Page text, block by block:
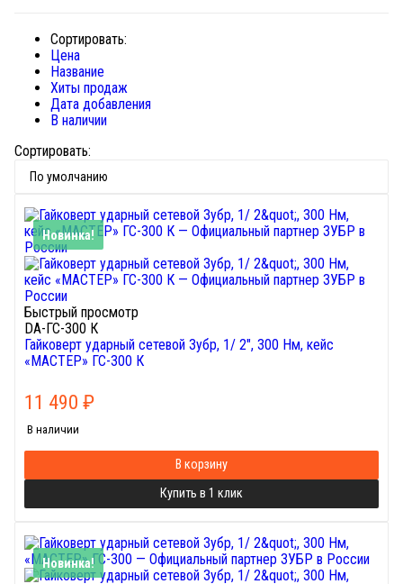
Сортировать:
Цена
Название
Хиты продаж
Дата добавления
В наличии
Сортировать:
Новинка!
Быстрый просмотр
DA-ГС-300 К
Гайковерт ударный сетевой Зубр, 1/ 2", 300 Нм, кейс
«МАСТЕР» ГС-300 К
11 490 ₽
В наличии
В корзину
Купить в 1 клик
Новинка!